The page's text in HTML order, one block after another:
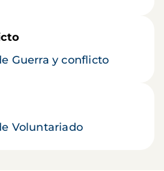
Guerra y conflicto
Voluntariado